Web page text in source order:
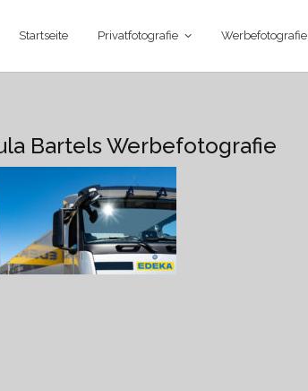
Startseite Privatfotografie Werbefotografie
Bartels Werbefotografie